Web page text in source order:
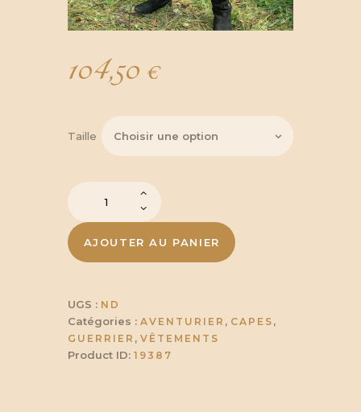
104,50€
Taille
quantité
de
Cape
JustusAJOUTER AU PANIER
UGS : ND
Catégories : AVENTURIER , CAPES ,
GUERRIER , VÊTEMENTS
Product ID: 19387